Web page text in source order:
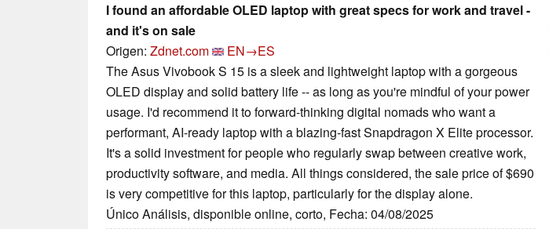
I found an affordable OLED laptop with great specs for work and travel -
and it's on sale
Origen: Zdnet.com
EN→ES
The Asus Vivobook S 15 is a sleek and lightweight laptop with a gorgeous
OLED display and solid battery life -- as long as you're mindful of your power
usage. I'd recommend it to forward-thinking digital nomads who want a
performant, AI-ready laptop with a blazing-fast Snapdragon X Elite processor.
It's a solid investment for people who regularly swap between creative work,
productivity software, and media. All things considered, the sale price of $690
is very competitive for this laptop, particularly for the display alone.
Único Análisis, disponible online, corto, Fecha: 04/08/2025